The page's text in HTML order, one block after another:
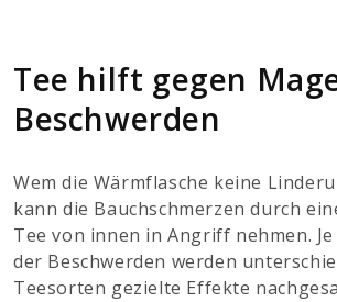
Tee hilft gegen
Beschwerden
Wem die Wärmflasche keine
kann die Bauchschmerzen durch
Tee von innen in Angriff nehmen.
der Beschwerden werden
Teesorten gezielte Effekte